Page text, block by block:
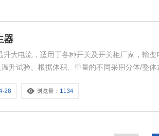
器
升大电流，适用于各种开关及开关柜厂家，输
升试验。根据体积、重量的不同采用分体/整
28 浏览量： 1134